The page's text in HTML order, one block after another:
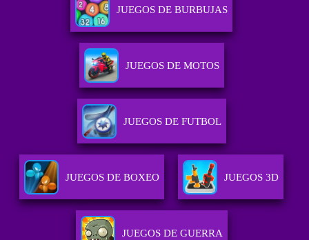
JUEGOS DE BURBUJAS
JUEGOS DE MOTOS
JUEGOS DE FUTBOL
JUEGOS DE BOXEO JUEGOS 3D
JUEGOS DE GUERRA